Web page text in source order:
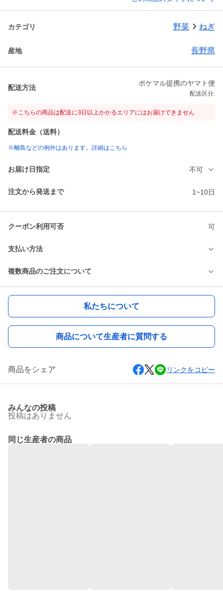
カテゴリ 野菜 ねぎ
産地 長野県
配送方法
ポケマル提携のヤマト便
配送区分:
※こちらの商品は配送に3日以上かかるエリアにはお届けできません
配送料金（送料）
※離島などの例外はあります。詳細はこちら
お届け日指定 不可
注文から発送まで 1~10日
クーポン利用可否 可
支払い方法
複数商品のご注文について
私たちについて
商品について生産者に質問する
商品をシェア リンクをコピー
みんなの投稿
投稿はありません
同じ生産者の商品